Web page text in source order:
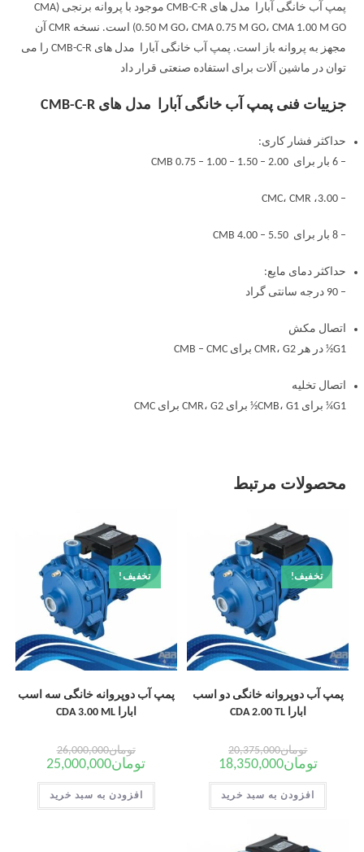
پمپ آب خانگی آبارا مدل های CMB-C-R موجود با پروانه برنجی (CMA
0.50 M GO، CMA 0.75 M GO، CMA 1.00 M GO) است. نسخه CMR آن
مجهز به پروانه باز است. پمپ آب خانگی آبارا مدل های CMB-C-R را می
توان در ماشین آلات برای استفاده صنعتی قرار داد
جزییات فنی پمپ آب خانگی آبارا مدل های CMB-C-R
حداکثر فشار کاری:
– 6 بار برای CMB 0.75 – 1.00 – 1.50 – 2.00
– 3.00، CMC، CMR
– 8 بار برای CMB 4.00 – 5.50
حداکثر دمای مایع:
– 90 درجه سانتی گراد
اتصال مکش
G1½ در هر CMR، G2 برای CMB – CMC
اتصال تخلیه
G1¼ برای CMB، G1½ برای CMR، G2 برای CMC
محصولات مرتبط
تخفیف!
پمپ آب دوپروانه خانگی دو اسب
ابارا CDA 2.00 TL
تومان20,375,000
تومان18,350,000
افزودن به سبد خرید
تخفیف!
پمپ آب دوپروانه خانگی سه اسب
ابارا CDA 3.00 ML
تومان26,000,000
تومان25,000,000
افزودن به سبد خرید